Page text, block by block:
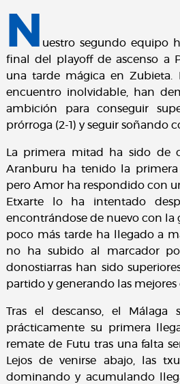
N
uestro segundo equipo
final del playoff de ascenso a
una tarde mágica en Zubieta.
encuentro inolvidable, han
ambición para conseguir
prórroga (2-1) y seguir soñando
La primera mitad ha sido de
Aranburu ha tenido la
pero Amor ha respondido con
Etxarte lo ha intentado
encontrándose de nuevo con la
poco más tarde ha llegado a
no ha subido al marcador
donostiarras han sido
partido y generando las mejores
Tras el descanso, el Málaga
prácticamente su primera
remate de Futu tras una falta
Lejos de venirse abajo, las
dominando y acumulando